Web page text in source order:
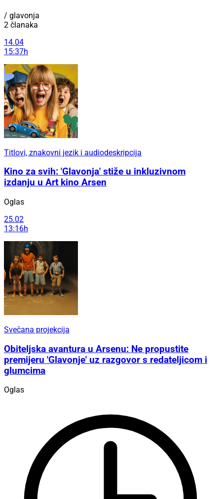
/ glavonja
2 članaka
14.04
15:37h
Titlovi, znakovni jezik i audiodeskripcija
Kino za svih: 'Glavonja' stiže u inkluzivnom
izdanju u Art kino Arsen
Oglas
25.02
13:16h
Svečana projekcija
Obiteljska avantura u Arsenu: Ne propustite
premijeru 'Glavonje' uz razgovor s redateljicom i
glumcima
Oglas